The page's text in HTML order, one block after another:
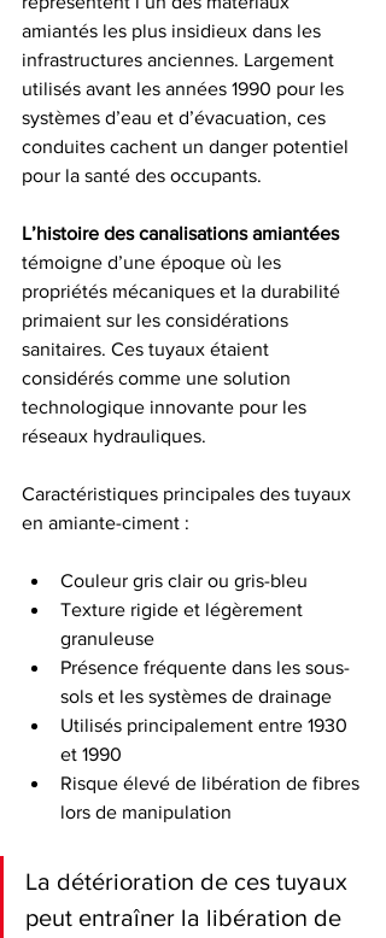
amiantés les plus insidieux dans les
infrastructures anciennes. Largement
utilisés avant les années 1990 pour les
systèmes d’eau et d’évacuation, ces
conduites cachent un danger potentiel
pour la santé des occupants.
L’histoire des canalisations amiantées
témoigne d’une époque où les
propriétés mécaniques et la durabilité
primaient sur les considérations
sanitaires. Ces tuyaux étaient
considérés comme une solution
technologique innovante pour les
réseaux hydrauliques.
Caractéristiques principales des tuyaux
en amiante-ciment :
Couleur gris clair ou gris-bleu
Texture rigide et légèrement
granuleuse
Présence fréquente dans les sous-
sols et les systèmes de drainage
Utilisés principalement entre 1930
et 1990
Risque élevé de libération de fibres
lors de manipulation
La détérioration de ces tuyaux
peut entraîner la libération de